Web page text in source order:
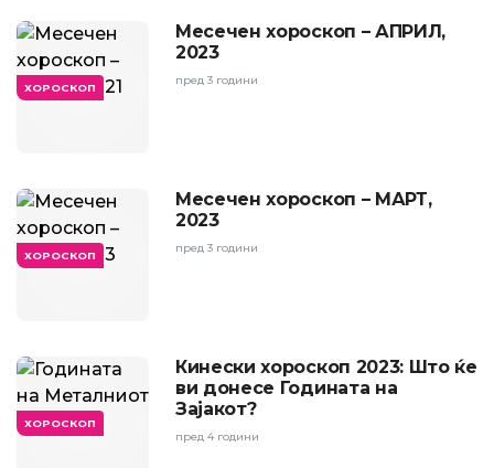
ХОРОСКОП
Месечен хороскоп – АПРИЛ,
2023
пред 3 години
ХОРОСКОП
Месечен хороскоп – МАРТ,
2023
пред 3 години
ХОРОСКОП
Кинески хороскоп 2023: Што ќе
ви донесе Годината на
Зајакот?
пред 4 години